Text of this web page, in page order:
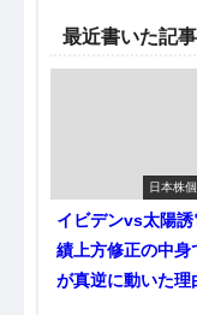
最近書いた記事
日本株
イビデンvs太陽誘
績上方修正の中身
が真逆に動いた理